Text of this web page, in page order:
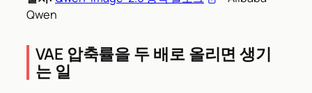
Qwen
VAE 압축률을 두 배로 올리면 생기
는 일